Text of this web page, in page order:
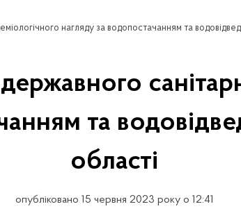
та
області
опубліковано 15 червня 2023 року о 12:41